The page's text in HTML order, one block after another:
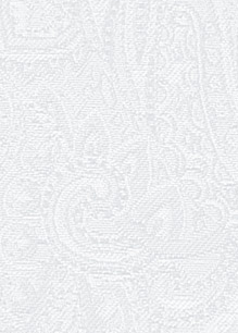
Результати
27.02.2026
Ювілей
19.02.2026
Про гастрольний
Las Vegas Show
11.02.2026
Конкурс на
«завідувач
частини»